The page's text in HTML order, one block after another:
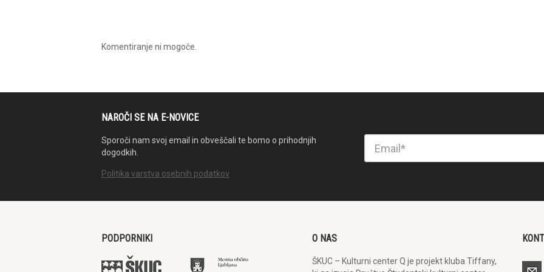
Komentiranje ni mogoče.
NAROČI SE NA E-NOVICE
Sporoči nam svoj email in obveščali te bomo o prihodnjih
dogodkih.
Politika varstva osebnih podatkov
PODPORNIKI O NAS
ŠKUC – Kulturni center Q je projekt kluba Tiffany,